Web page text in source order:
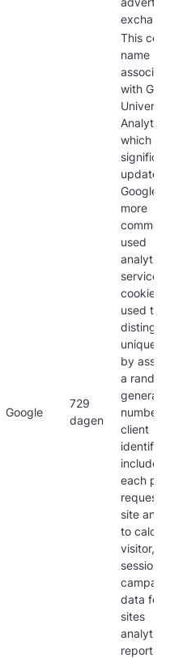
Google
729
dagen
This
name is
with
Universal
which is
update
Google's
more
used
analytics
service.
cookie is
used to
unique
by
a
number
client
included
each
request
site and
to
visitor,
session
data for
sites
analytics
reports.